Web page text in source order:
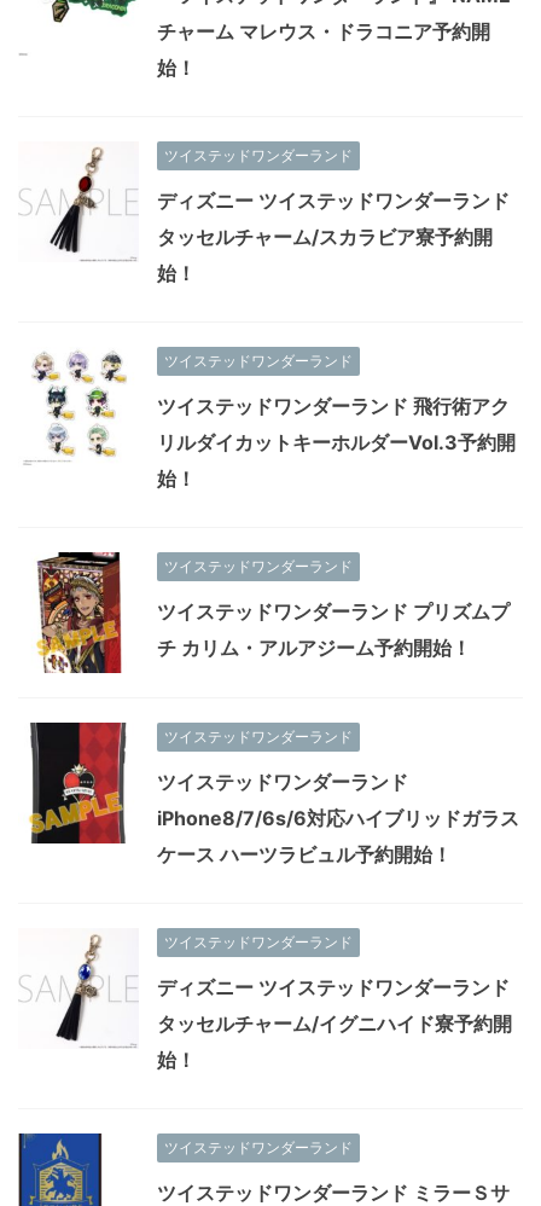
チャーム マレウス・ドラコニア予約開
始！
ツイステッドワンダーランド
ディズニー ツイステッドワンダーランド
タッセルチャーム/スカラビア寮予約開
始！
ツイステッドワンダーランド
ツイステッドワンダーランド 飛行術アク
リルダイカットキーホルダーVol.3予約開
始！
ツイステッドワンダーランド
ツイステッドワンダーランド プリズムプ
チ カリム・アルアジーム予約開始！
ツイステッドワンダーランド
ツイステッドワンダーランド
iPhone8/7/6s/6対応ハイブリッドガラス
ケース ハーツラビュル予約開始！
ツイステッドワンダーランド
ディズニー ツイステッドワンダーランド
タッセルチャーム/イグニハイド寮予約開
始！
ツイステッドワンダーランド
ツイステッドワンダーランド ミラーＳサ